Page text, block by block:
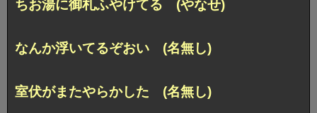
ちお湯に御札ふやけてる (やなせ)
なんか浮いてるぞおい (名無し)
室伏がまたやらかした (名無し)